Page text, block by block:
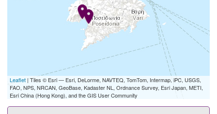
Leaflet | Tiles © Esri — Esri, DeLorme, NAVTEQ, TomTom, Intermap, iPC, USGS,
FAO, NPS, NRCAN, GeoBase, Kadaster NL, Ordnance Survey, Esri Japan, METI,
Esri China (Hong Kong), and the GIS User Community